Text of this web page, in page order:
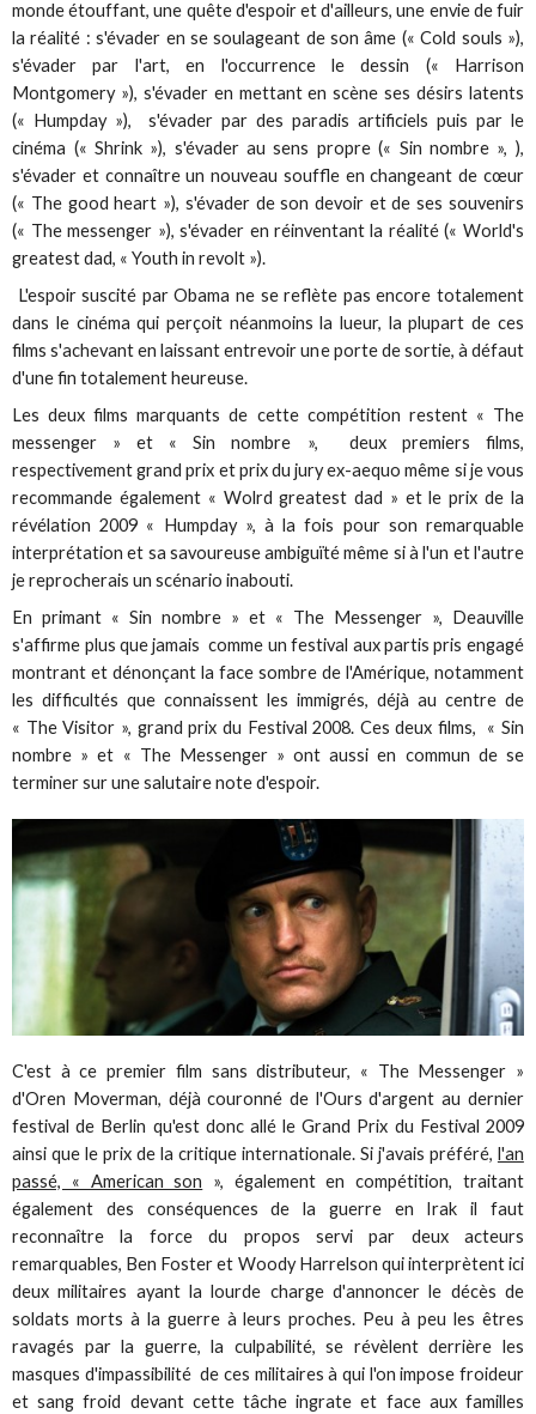
monde étouffant, une quête d'espoir et d'ailleurs, une envie de fuir
la réalité : s'évader en se soulageant de son âme (« Cold souls »),
s'évader par l'art, en l'occurrence le dessin (« Harrison
Montgomery »), s'évader en mettant en scène ses désirs latents
(« Humpday »), s'évader par des paradis artificiels puis par le
cinéma (« Shrink »), s'évader au sens propre (« Sin nombre », ),
s'évader et connaître un nouveau souffle en changeant de cœur
(« The good heart »), s'évader de son devoir et de ses souvenirs
(« The messenger »), s'évader en réinventant la réalité (« World's
greatest dad, « Youth in revolt »).
L'espoir suscité par Obama ne se reflète pas encore totalement
dans le cinéma qui perçoit néanmoins la lueur, la plupart de ces
films s'achevant en laissant entrevoir une porte de sortie, à défaut
d'une fin totalement heureuse.
Les deux films marquants de cette compétition restent « The
messenger » et « Sin nombre », deux premiers films,
respectivement grand prix et prix du jury ex-aequo même si je vous
recommande également « Wolrd greatest dad » et le prix de la
révélation 2009 « Humpday », à la fois pour son remarquable
interprétation et sa savoureuse ambiguïté même si à l'un et l'autre
je reprocherais un scénario inabouti.
En primant « Sin nombre » et « The Messenger », Deauville
s'affirme plus que jamais comme un festival aux partis pris engagé
montrant et dénonçant la face sombre de l'Amérique, notamment
les difficultés que connaissent les immigrés, déjà au centre de
« The Visitor », grand prix du Festival 2008. Ces deux films, « Sin
nombre » et « The Messenger » ont aussi en commun de se
terminer sur une salutaire note d'espoir.
C'est à ce premier film sans distributeur, « The Messenger »
d'Oren Moverman, déjà couronné de l'Ours d'argent au dernier
festival de Berlin qu'est donc allé le Grand Prix du Festival 2009
ainsi que le prix de la critique internationale. Si j'avais préféré, l'an
passé, « American son », également en compétition, traitant
également des conséquences de la guerre en Irak il faut
reconnaître la force du propos servi par deux acteurs
remarquables, Ben Foster et Woody Harrelson qui interprètent ici
deux militaires ayant la lourde charge d'annoncer le décès de
soldats morts à la guerre à leurs proches. Peu à peu les êtres
ravagés par la guerre, la culpabilité, se révèlent derrière les
masques d'impassibilité de ces militaires à qui l'on impose froideur
et sang froid devant cette tâche ingrate et face aux familles